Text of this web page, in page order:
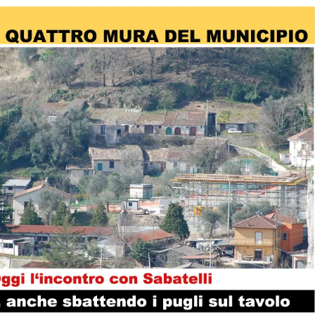
Informazione
al biologico italiano
Nord. Il settore è a
Evidenza Informazione News
Acque sempre agitate tra i
democratici di Caposele